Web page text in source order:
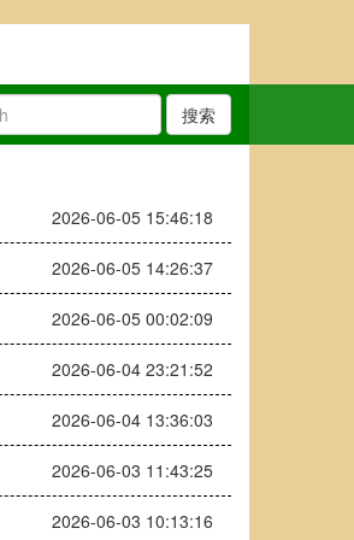
搜索
2026-06-05 15:46:18
2026-06-05 14:26:37
2026-06-05 00:02:09
2026-06-04 23:21:52
2026-06-04 13:36:03
2026-06-03 11:43:25
2026-06-03 10:13:16